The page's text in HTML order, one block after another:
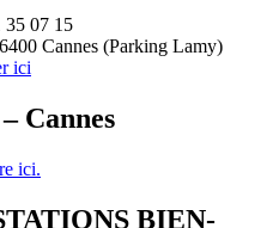
35 07 15
Cannes (Parking Lamy)
ici
Cannes
ici.
BIEN-